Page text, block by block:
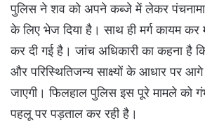
पुलिस ने शव को अपने कब्जे में लेकर पंचनामा
के लिए भेज दिया है। साथ ही मर्ग कायम
कर दी गई है। जांच अधिकारी का कहना है
और परिस्थितिजन्य साक्ष्यों के आधार पर आगे
जाएगी। फिलहाल पुलिस इस पूरे मामले को
पहलू पर पड़ताल कर रही है।